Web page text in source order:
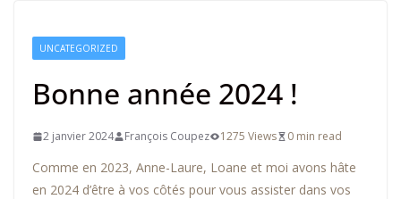
UNCATEGORIZED
Bonne année 2024 !
2 janvier 2024 François Coupez 1275 Views 0 min read
Comme en 2023, Anne-Laure, Loane et moi avons hâte
en 2024 d’être à vos côtés pour vous assister dans vos